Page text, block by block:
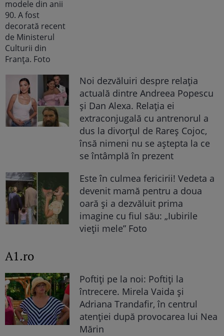
Noi dezvăluiri despre relația
actuală dintre Andreea Popescu
și Dan Alexa. Relația ei
extraconjugală cu antrenorul a
dus la divorțul de Rareș Cojoc,
însă nimeni nu se aștepta la ce
se întâmplă în prezent
Este în culmea fericirii! Vedeta a
devenit mamă pentru a doua
oară și a dezvăluit prima
imagine cu fiul său: „Iubirile
vieții mele” Foto
A1.ro
Poftiți pe la noi: Poftiți la
întrecere. Mirela Vaida și
Adriana Trandafir, în centrul
atenției după provocarea lui Nea
Mărin